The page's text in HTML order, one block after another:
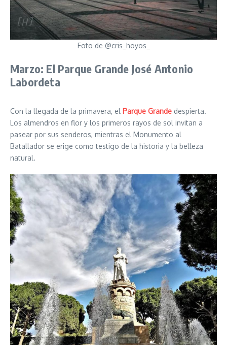
Foto de @cris_hoyos_
Marzo: El Parque Grande José Antonio
Labordeta
Con la llegada de la primavera, el Parque Grande despierta.
Los almendros en flor y los primeros rayos de sol invitan a
pasear por sus senderos, mientras el Monumento al
Batallador se erige como testigo de la historia y la belleza
natural.